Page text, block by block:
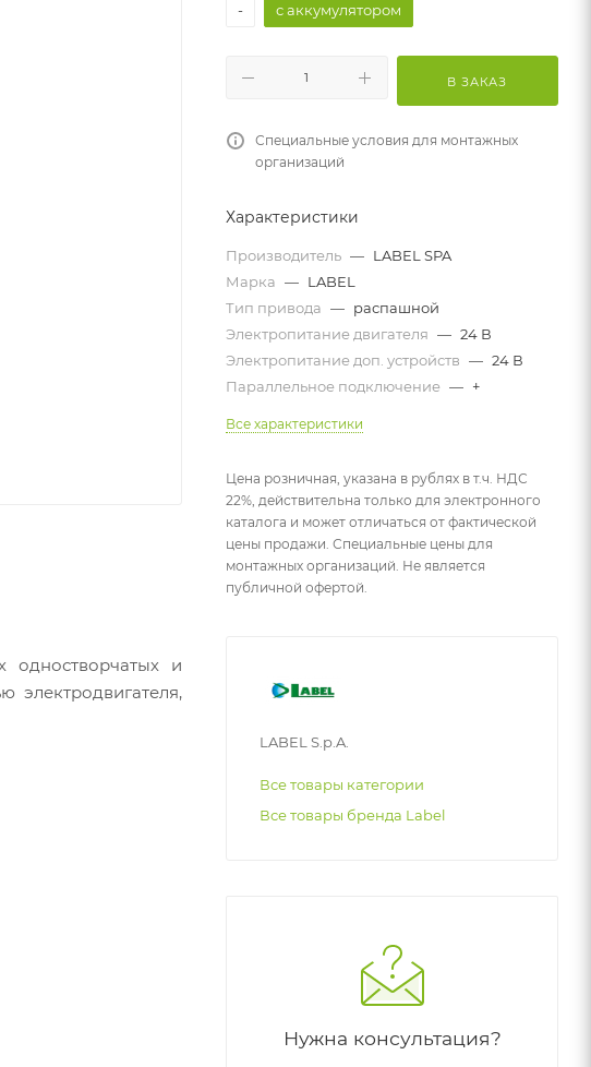
одностворчатых и
-
с аккумулятором
В ЗАКАЗ
Специальные условия для монтажных
организаций
Характеристики
Производитель — LABEL SPA
Марка — LABEL
Тип привода — распашной
Электропитание двигателя — 24 В
Электропитание доп. устройств — 24 В
Параллельное подключение — +
Все характеристики
Цена розничная, указана в рублях в т.ч. НДС
22%, действительна только для электронного
каталога и может отличаться от фактической
цены продажи. Специальные цены для
монтажных организаций. Не является
публичной офертой.
LABEL S.p.A.
Все товары категории
Все товары бренда Label
Нужна консультация?